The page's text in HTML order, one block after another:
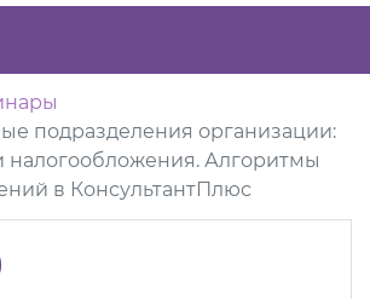
подразделения организации:
налогообложения. Алгоритмы
в КонсультантПлюс